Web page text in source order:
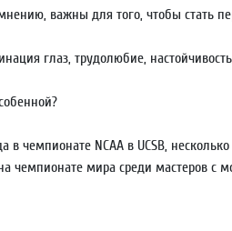
важны для того, чтобы стать
глаз, трудолюбие,
чемпионате NCAA в UCSB,
чемпионате мира среди мастеров с